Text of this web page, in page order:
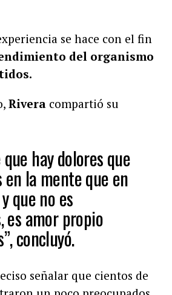
se hace con el fin
del organismo
Riveracompartió su
que hay dolores que
en la mente que en
que no es
es amor propio
concluyó.
señalar que cientos de